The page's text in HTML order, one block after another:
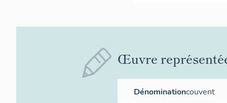
Œuvre
Dénominationcouvent